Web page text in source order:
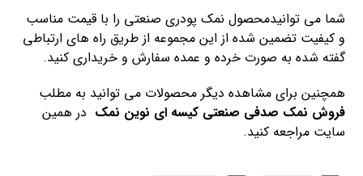
شما می توانیدمحصول نمک پودری صنعتی را با قیمت مناسب
و کیفیت تضمین شده از این مجموعه از طریق راه های ارتباطی
گفته شده به صورت خرده و عمده سفارش و خریداری کنید.
همچنین برای مشاهده دیگر محصولات می توانید به مطلب
فروش نمک صدفی صنعتی کیسه ای نوین نمک در همین
سایت مراجعه کنید.